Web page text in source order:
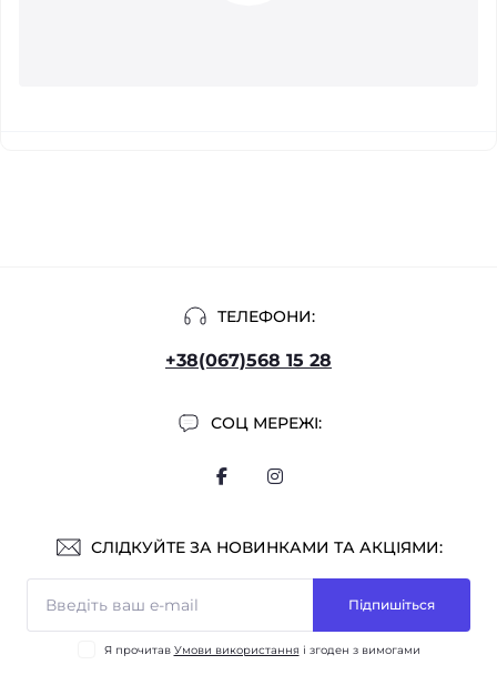
ТЕЛЕФОНИ:
+38(067)568 15 28
СОЦ МЕРЕЖІ:
СЛІДКУЙТЕ ЗА НОВИНКАМИ ТА АКЦІЯМИ:
Підпишіться
Я прочитав Умови використання і згоден з вимогами